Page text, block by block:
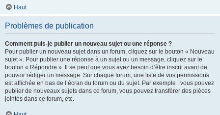
Haut
Problèmes de publication
Comment puis-je publier un nouveau sujet ou une réponse ?
Pour publier un nouveau sujet dans un forum, cliquez sur le bouton « Nouveau
sujet ». Pour publier une réponse à un sujet ou un message, cliquez sur le
bouton « Répondre ». Il se peut que vous ayez besoin d’être inscrit avant de
pouvoir rédiger un message. Sur chaque forum, une liste de vos permissions
est affichée en bas de l’écran du forum ou du sujet. Par exemple : vous pouvez
publier de nouveaux sujets dans ce forum, vous pouvez transférer des pièces
jointes dans ce forum, etc.